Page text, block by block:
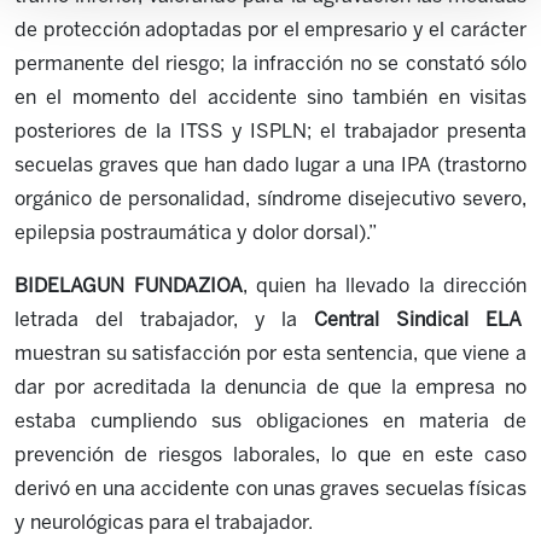
de protección adoptadas por el empresario y el carácter
permanente del riesgo; la infracción no se constató sólo
en el momento del accidente sino también en visitas
posteriores de la ITSS y ISPLN; el trabajador presenta
secuelas graves que han dado lugar a una IPA (trastorno
orgánico de personalidad, síndrome disejecutivo severo,
epilepsia postraumática y dolor dorsal).”
BIDELAGUN FUNDAZIOA, quien ha llevado la dirección
letrada del trabajador,
y la Central Sindical ELA
muestran su satisfacción por esta sentencia, que viene a
dar por acreditada la denuncia de que la empresa no
estaba cumpliendo sus obligaciones en materia de
prevención de riesgos laborales, lo que en este caso
derivó en una accidente con unas graves secuelas físicas
y neurológicas para el trabajador.